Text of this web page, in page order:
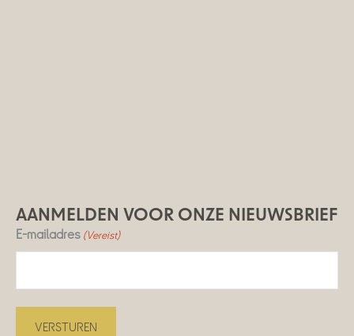
AANMELDEN VOOR ONZE NIEUWSBRIEF
E-mailadres (Vereist)